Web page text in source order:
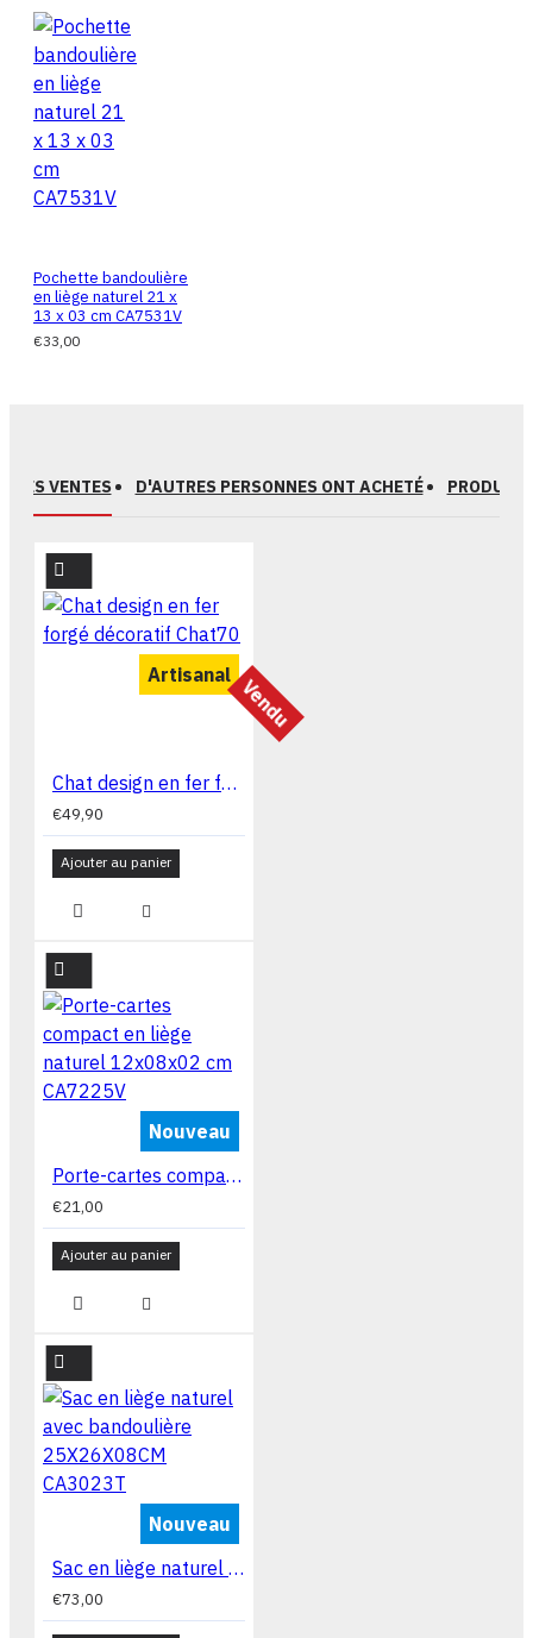
Pochette bandoulière
en liège naturel 21 x
13 x 03 cm CA7531V
€33,00
VENTES D'AUTRES PERSONNES ONT ACHETÉ
Artisanal
Vendu
Chat design en fer forgé décoratif Chat70
€49,90
Ajouter au panier
Nouveau
Porte-cartes compact en liège naturel 12x08x02 cm CA7225V
€21,00
Ajouter au panier
Nouveau
Sac en liège naturel avec bandoulière 25X26X08CM CA3023T
€73,00